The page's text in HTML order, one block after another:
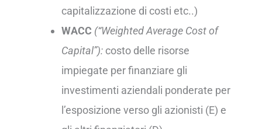
capitalizzazione di costi etc..)
WACC (“Weighted Average Cost of
Capital”):costo delle risorse
impiegate per finanziare gli
investimenti aziendali ponderate per
l’esposizione verso gli azionisti (E) e